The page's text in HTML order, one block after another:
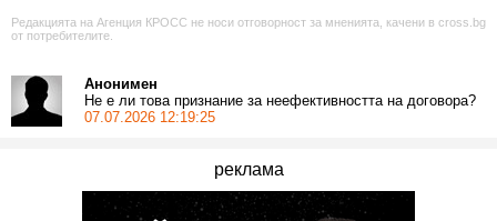
Редакцията на Агенция КРОСС не носи отговорност за мненията, качени в cross.bg
от потребителите.
Анонимен
Не е ли това признание за неефективността на договора?
07.07.2026 12:19:25
реклама